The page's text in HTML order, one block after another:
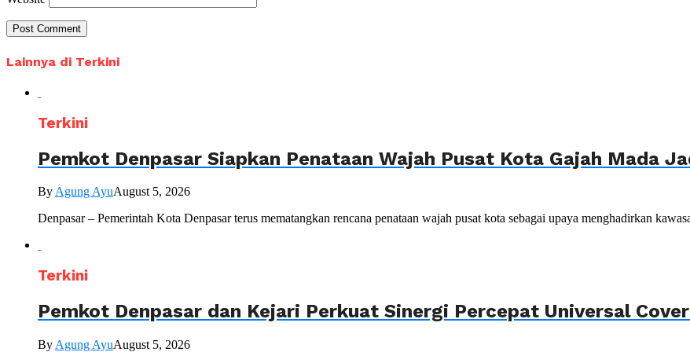
Lainnya di Terkini
Terkini
Pemkot Denpasar Siapkan Penataan Wajah Pusat Kota Gajah Mada
ByAgung AyuAugust 5, 2026
Denpasar – Pemerintah Kota Denpasar terus mematangkan rencana penataan wajah pusat kota sebagai upaya menghadirkan
Terkini
Pemkot Denpasar dan Kejari Perkuat Sinergi Percepat Universal
By Agung AyuAugust 5, 2026